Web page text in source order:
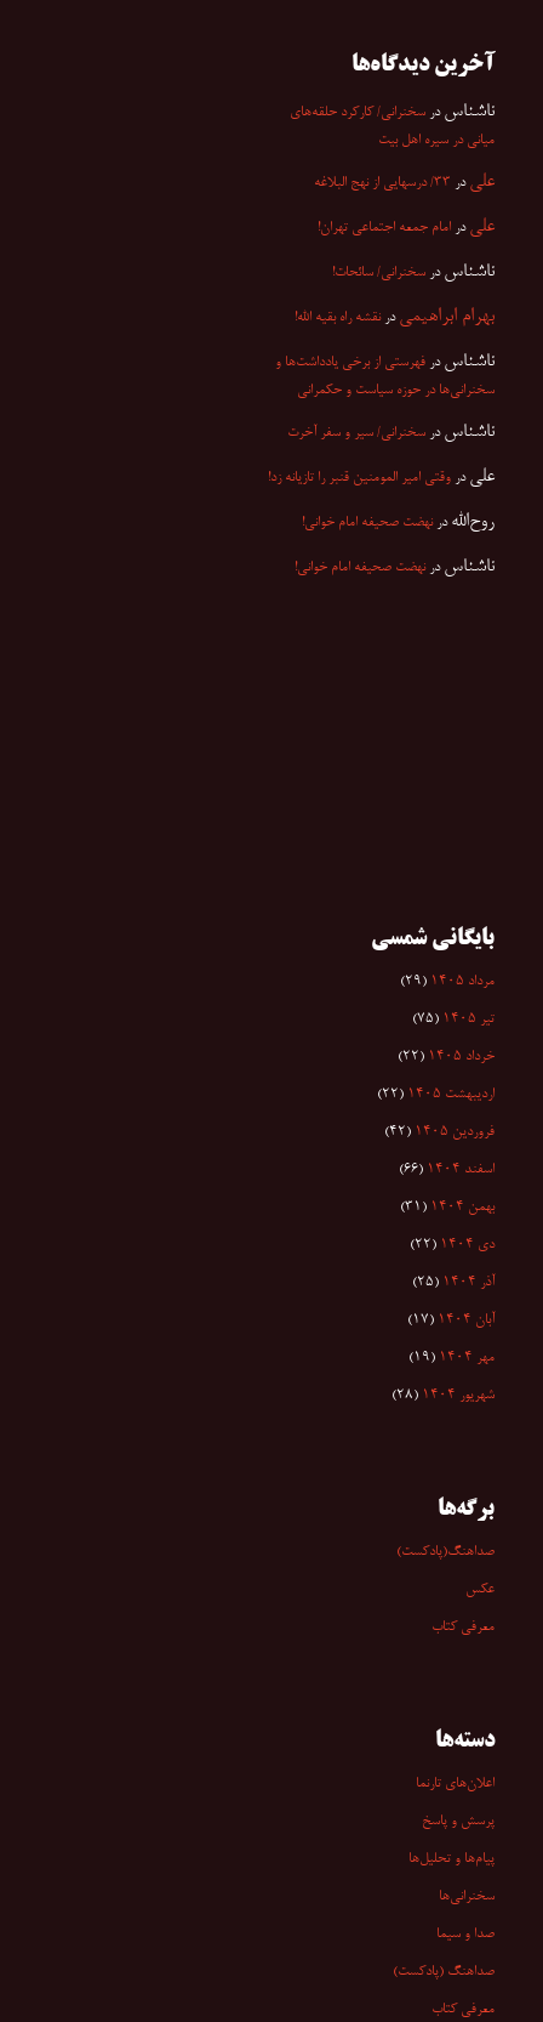
آخرین دیدگاه‌ها
ناشناس در سخنرانی/ کارکرد حلقه‌های
میانی در سیره اهل بیت
علی در ۳۳/ درسهایی از نهج البلاغه
علی در امام جمعه اجتماعی تهران!
ناشناس در سخنرانی/ سائحات!
بهرام ابراهیمی درنقشه راه بقیه الله!
ناشناس در فهرستی از برخی یادداشت‌ها و
سخنرانی‌ها در حوزه سیاست و حکمرانی
ناشناس در سخنرانی/ سیر و سفر آخرت
علی در وقتی امیر المومنین قنبر را تازیانه زد!
روح‌الله درنهضت صحیفه امام خوانی!
ناشناس درنهضت صحیفه امام خوانی!
بایگانی شمسی
مرداد ۱۴۰۵ (۲۹)
تیر ۱۴۰۵ (۷۵)
خرداد ۱۴۰۵ (۲۲)
اردیبهشت ۱۴۰۵ (۲۲)
فروردین ۱۴۰۵ (۴۲)
اسفند ۱۴۰۴ (۶۶)
بهمن ۱۴۰۴ (۳۱)
دی ۱۴۰۴ (۲۲)
آذر ۱۴۰۴ (۲۵)
آبان ۱۴۰۴ (۱۷)
مهر ۱۴۰۴ (۱۹)
شهریور ۱۴۰۴ (۲۸)
برگه‌ها
صداهنگ(پادکست)
عکس
معرفی کتاب
دسته‌ها
اعلان‌های تارنما
پرسش و پاسخ
پیام‌ها و تحلیل‌ها
سخنرانی‏‏‌ها
صدا و سیما
صداهنگ (پادکست)
معرفی کتاب